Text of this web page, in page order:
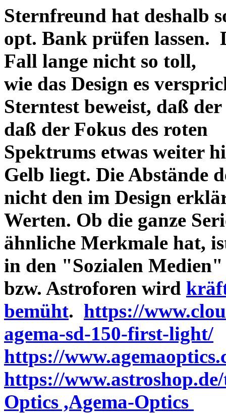
Sternfreund hat deshalb
opt. Bank prüfen lassen.
Fall lange nicht so toll,
wie das Design es
Sterntest beweist, daß
daß der Fokus des roten
Spektrums etwas weiter
Gelb liegt. Die Abstände
nicht den im Design
Werten. Ob die ganze
ähnliche Merkmale hat,
in den "Sozialen Medien"
bzw. Astroforen wird
bemüht. https://
agema-sd-150-first-light/
https://
https://
Optics ,Agema-Optics